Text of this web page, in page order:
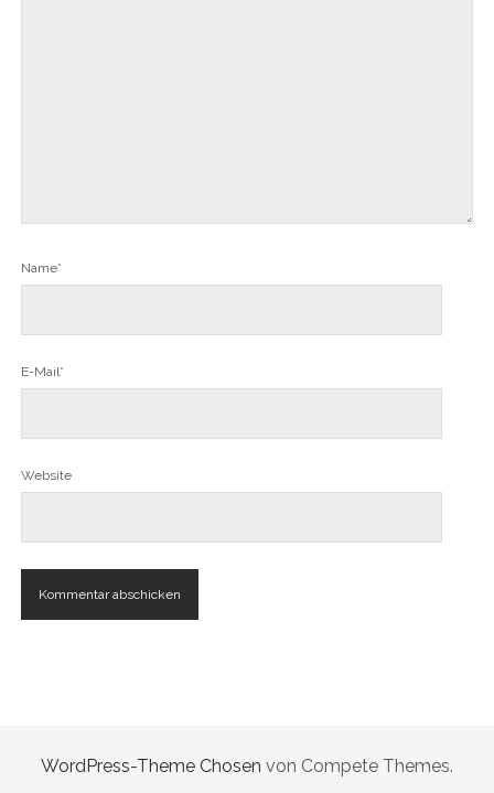
Name*
E-Mail*
Website
WordPress-Theme Chosen von Compete Themes.